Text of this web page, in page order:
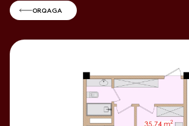
ORQAGA